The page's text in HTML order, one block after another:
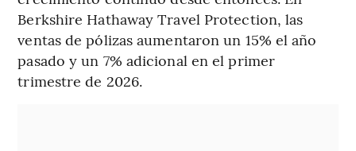
Berkshire Hathaway Travel Protection, las
ventas de pólizas aumentaron un 15% el año
pasado y un 7% adicional en el primer
trimestre de 2026.